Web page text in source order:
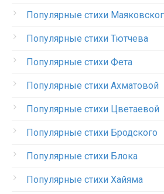
Популярные стихи
Популярные стихи Тютчева
Популярные стихи Фета
Популярные стихи Ахматовой
Популярные стихи Цветаевой
Популярные стихи Бродского
Популярные стихи Блока
Популярные стихи Хайяма